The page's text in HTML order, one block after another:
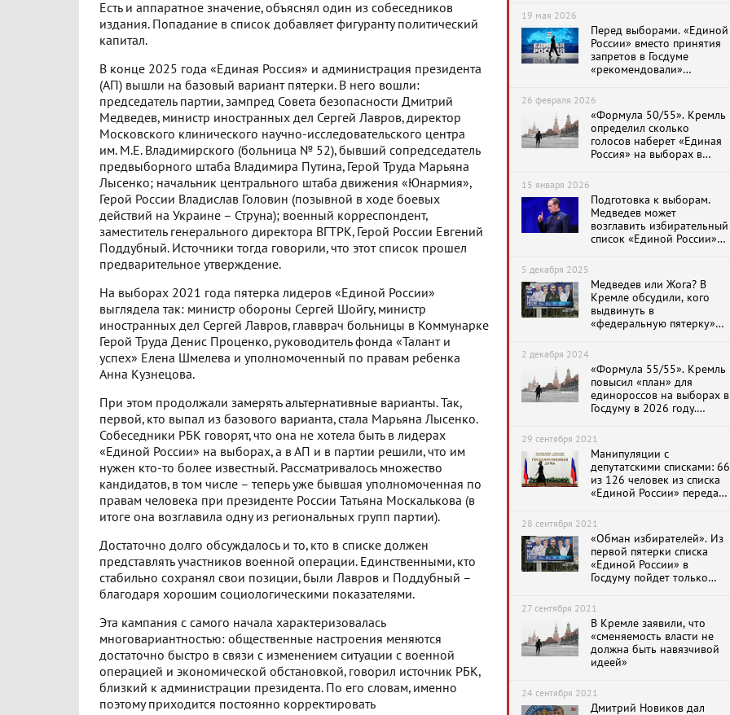
19 мая 2026
Перед выборами. «Единой
России» вместо принятия
запретов в Госдуме
«рекомендовали»
«разрешительные» законы
26 февраля 2026
«Формула 50/55». Кремль
определил сколько
голосов наберет «Единая
Россия» на выборах в
15 января 2026
Подготовка к выборам.
Медведев может
возглавить избирательный
список «Единой России»
высокого уровня доверия
5 декабря 2025
Медведев или Жога? В
Кремле обсудили, кого
выдвинуть в
«федеральную пятерку»
2 декабря 2024
«Формула 55/55». Кремль
повысил «план» для
единороссов на выборах в
Госдуму в 2026 году.
29 сентября 2021
Манипуляции с
депутатскими списками: 66
из 126 человек из списка
«Единой России» передали
28 сентября 2021
«Обман избирателей». Из
первой пятерки списка
«Единой России» в
Госдуму пойдет только
27 сентября 2021
В Кремле заявили, что
«сменяемость власти не
должна быть навязчивой
идеей»
24 сентября 2021
Дмитрий Новиков дал
Есть и аппаратное значение, объяснял один из собеседников
издания. Попадание в список добавляет фигуранту политический
капитал.
В конце 2025 года «Единая Россия» и администрация президента
(АП) вышли на базовый вариант пятерки. В него вошли:
председатель партии, зампред Совета безопасности Дмитрий
Медведев, министр иностранных дел Сергей Лавров, директор
Московского клинического научно-исследовательского центра
им. М.Е. Владимирского (больница № 52), бывший сопредседатель
предвыборного штаба Владимира Путина, Герой Труда Марьяна
Лысенко; начальник центрального штаба движения «Юнармия»,
Герой России Владислав Головин (позывной в ходе боевых
действий на Украине – Струна); военный корреспондент,
заместитель генерального директора ВГТРК, Герой России Евгений
Поддубный. Источники тогда говорили, что этот список прошел
предварительное утверждение.
На выборах 2021 года пятерка лидеров «Единой России»
выглядела так: министр обороны Сергей Шойгу, министр
иностранных дел Сергей Лавров, главврач больницы в Коммунарке
Герой Труда Денис Проценко, руководитель фонда «Талант и
успех» Елена Шмелева и уполномоченный по правам ребенка
Анна Кузнецова.
При этом продолжали замерять альтернативные варианты. Так,
первой, кто выпал из базового варианта, стала Марьяна Лысенко.
Собеседники РБК говорят, что она не хотела быть в лидерах
«Единой России» на выборах, а в АП и в партии решили, что им
нужен кто-то более известный. Рассматривалось множество
кандидатов, в том числе – теперь уже бывшая уполномоченная по
правам человека при президенте России Татьяна Москалькова (в
итоге она возглавила одну из региональных групп партии).
Достаточно долго обсуждалось и то, кто в списке должен
представлять участников военной операции. Единственными, кто
стабильно сохранял свои позиции, были Лавров и Поддубный –
благодаря хорошим социологическими показателями.
Эта кампания с самого начала характеризовалась
многовариантностью: общественные настроения меняются
достаточно быстро в связи с изменением ситуации с военной
операцией и экономической обстановкой, говорил источник РБК,
близкий к администрации президента. По его словам, именно
поэтому приходится постоянно корректировать